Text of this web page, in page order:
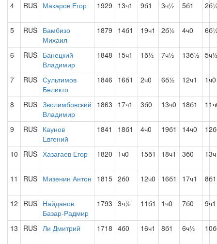
4 RUS Макаров Егор 1929 13ч1 9б1 3ч½ 5б1
5 RUS Бамбизо
Михаил
1879 14б1 19ч1 2б½ 4ч0
6 RUS Банецкий
Владимир
1848 15ч1 1б½ 7ч½ 13б½
7 RUS Сультимов
Беликто
1846 16б1 2ч0 6б½ 12ч1 1ч0
8 RUS Зволимбовский
Владимир
1863 17ч1 3б0 13ч0 18б1
9 RUS Каунов
Евгений
1841 18б1 4ч0 19б1 14ч0
10 RUS Хазагаев Егор 1820 1ч0 15б1 18ч1 3б0
11 RUS Мизенин Антон 1815 2б0 12ч0 16б1 17ч1 8б1
12 RUS Найданов
Базар-Радмир
1793 3ч½ 11б1 1ч0 7б0 9ч1
13 RUS Ли Дмитрий 1718 4б0 16ч1 8б1 6ч½